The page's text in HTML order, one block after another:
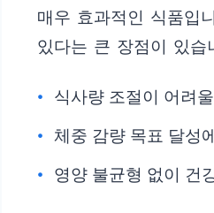
매우 효과적인 식품입
있다는 큰 장점이 있습
식사량 조절이 어려
체중 감량 목표 달성
영양 불균형 없이 건